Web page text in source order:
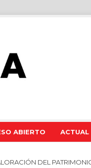
ABIERTO ACTUAL
DEL